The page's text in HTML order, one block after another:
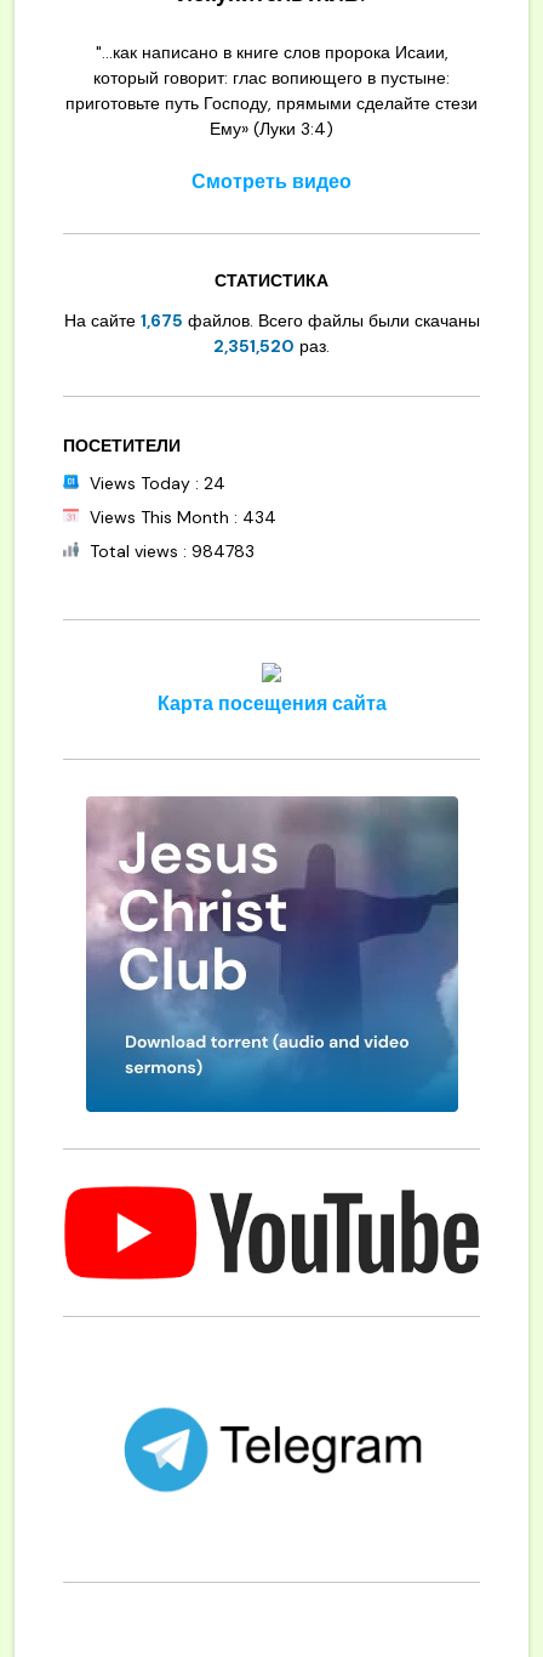
"...как написано в книге слов пророка Исаии,
который говорит: глас вопиющего в пустыне:
приготовьте путь Господу, прямыми сделайте стези
Ему» (Луки 3:4)
Смотреть видео
СТАТИСТИКА
На сайте 1,675 файлов. Всего файлы были скачаны
2,351,520 раз.
ПОСЕТИТЕЛИ
Views Today : 24
Views This Month : 434
Total views : 984783
Карта посещения сайта